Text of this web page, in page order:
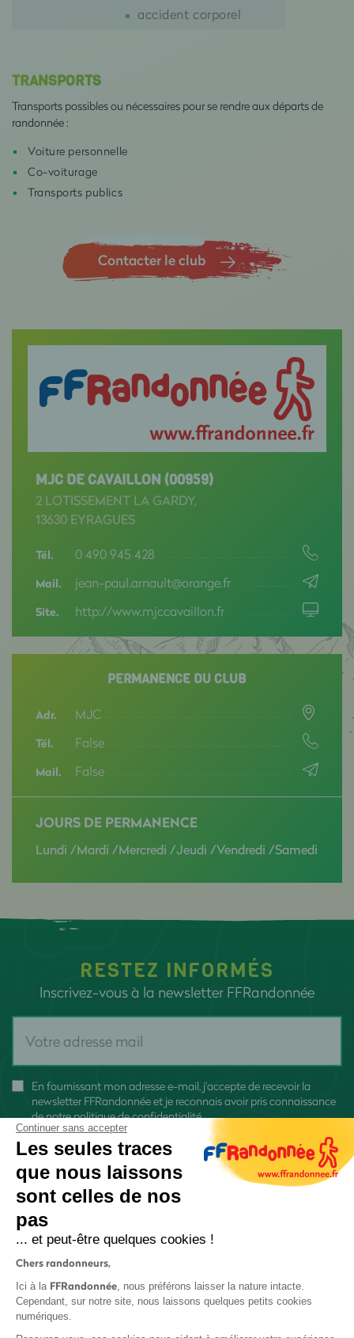
accident corporel
TRANSPORTS
Transports possibles ou nécessaires pour se rendre aux départs de
randonnée :
Voiture personnelle
Co-voiturage
Transports publics
Contacter le club
MJC DE CAVAILLON (00959)
2 LOTISSEMENT LA GARDY,
13630 EYRAGUES
Tél. 0 490 945 428
Mail. jean-paul.arnault@orange.fr
Site. http://www.mjccavaillon.fr
PERMANENCE DU CLUB
Adr. MJC
Tél. False
Mail. False
JOURS DE PERMANENCE
Lundi /Mardi /Mercredi /Jeudi /Vendredi /Samedi
RESTEZ INFORMÉS
Inscrivez-vous à la newsletter FFRandonnée
En fournissant mon adresse e-mail, j'accepte de recevoir la
newsletter FFRandonnée et je reconnais avoir pris connaissance
denotre politique de confidentialité
Continuer sans accepter
Les seules traces
que nous laissons
sont celles de nos
pas
... et peut-être quelques cookies !
Chers randonneurs,
Ici à la FFRandonnée, nous préférons laisser la nature intacte.
Cependant, sur notre site, nous laissons quelques petits cookies
numériques.